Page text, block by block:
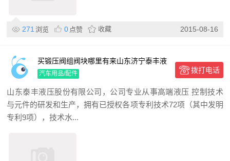
271 浏览 0 点赞 收藏 2015-08-16
买锻压阀组阀块哪里有来山东济宁泰丰液
压
汽车用品/配件 拨打电话
山东泰丰液压股份有限公司，公司专业从事高端液压 控制技术
与元件的研发和生产，拥有已授权各项专利技术72项（其中发明
专利9项），技术水...